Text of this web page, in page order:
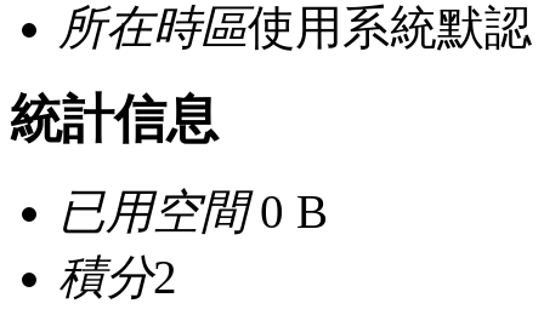
所在時區使用系統默認
統計信息
已用空間0 B
積分2